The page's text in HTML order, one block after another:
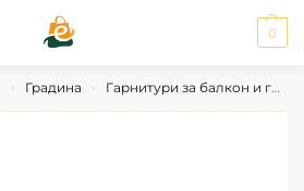
0
› Градина › Гарнитури за балкон и градина